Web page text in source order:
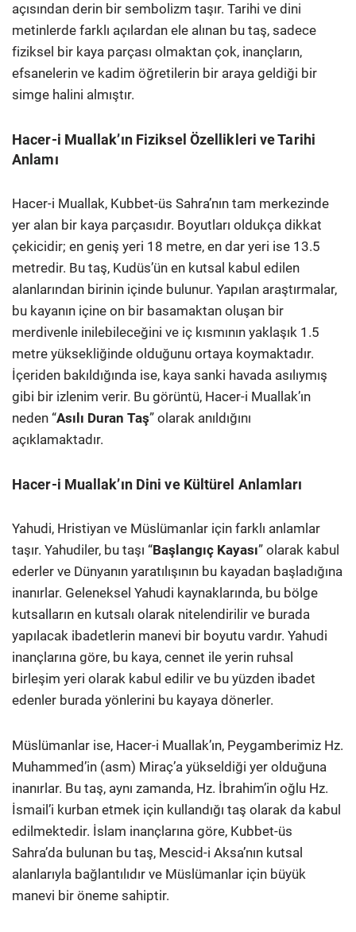
açısından derin bir sembolizm taşır. Tarihi ve dini
metinlerde farklı açılardan ele alınan bu taş, sadece
fiziksel bir kaya parçası olmaktan çok, inançların,
efsanelerin ve kadim öğretilerin bir araya geldiği bir
simge halini almıştır.
Hacer-i Muallak’ın Fiziksel Özellikleri ve Tarihi
Anlamı
Hacer-i Muallak, Kubbet-üs Sahra’nın tam merkezinde
yer alan bir kaya parçasıdır. Boyutları oldukça dikkat
çekicidir; en geniş yeri 18 metre, en dar yeri ise 13.5
metredir. Bu taş, Kudüs’ün en kutsal kabul edilen
alanlarından birinin içinde bulunur. Yapılan araştırmalar,
bu kayanın içine on bir basamaktan oluşan bir
merdivenle inilebileceğini ve iç kısmının yaklaşık 1.5
metre yüksekliğinde olduğunu ortaya koymaktadır.
İçeriden bakıldığında ise, kaya sanki havada asılıymış
gibi bir izlenim verir. Bu görüntü, Hacer-i Muallak’ın
neden “Asılı Duran Taş” olarak anıldığını
açıklamaktadır.
Hacer-i Muallak’ın Dini ve Kültürel Anlamları
Yahudi, Hristiyan ve Müslümanlar için farklı anlamlar
taşır. Yahudiler, bu taşı “Başlangıç Kayası” olarak kabul
ederler ve Dünyanın yaratılışının bu kayadan başladığına
inanırlar. Geleneksel Yahudi kaynaklarında, bu bölge
kutsalların en kutsalı olarak nitelendirilir ve burada
yapılacak ibadetlerin manevi bir boyutu vardır. Yahudi
inançlarına göre, bu kaya, cennet ile yerin ruhsal
birleşim yeri olarak kabul edilir ve bu yüzden ibadet
edenler burada yönlerini bu kayaya dönerler.
Müslümanlar ise, Hacer-i Muallak’ın, Peygamberimiz Hz.
Muhammed’in (asm) Miraç’a yükseldiği yer olduğuna
inanırlar. Bu taş, aynı zamanda, Hz. İbrahim’in oğlu Hz.
İsmail’i kurban etmek için kullandığı taş olarak da kabul
edilmektedir. İslam inançlarına göre, Kubbet-üs
Sahra’da bulunan bu taş, Mescid-i Aksa’nın kutsal
alanlarıyla bağlantılıdır ve Müslümanlar için büyük
manevi bir öneme sahiptir.